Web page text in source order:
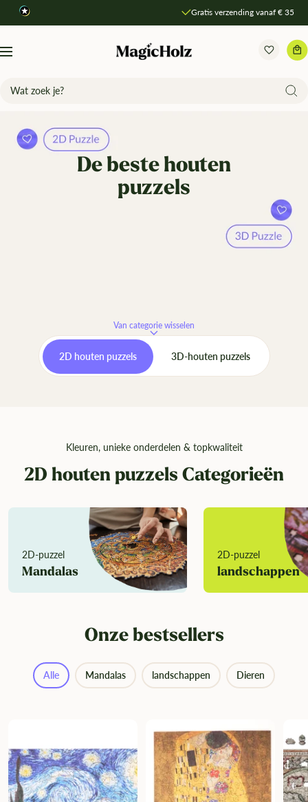
Gratis verzending vanaf € 35
Navigation MagicHolz
De beste houten
puzzels
Van categorie wisselen
2D houten puzzels 3D-houten puzzels
Kleuren, unieke onderdelen & topkwaliteit
2D houten puzzels Categorieën
2D-puzzel
Mandalas
2D-puzzel
landschappen
Onze bestsellers
Alle Mandalas landschappen Dieren